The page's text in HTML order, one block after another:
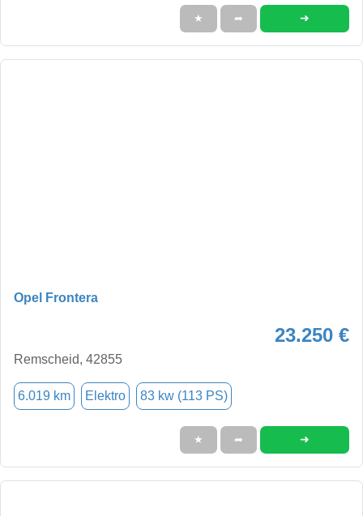
★ ➦ ➜
Opel Frontera
23.250 €
Remscheid, 42855
6.019 km Elektro 83 kw (113 PS)
★ ➦ ➜